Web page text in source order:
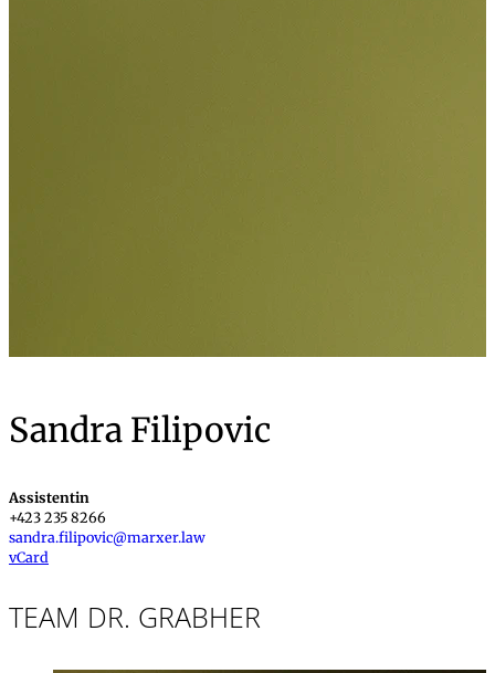
Sandra Filipovic
Assistentin
+423 235 8266
sandra.filipovic@marxer.law
vCard
TEAM DR. GRABHER